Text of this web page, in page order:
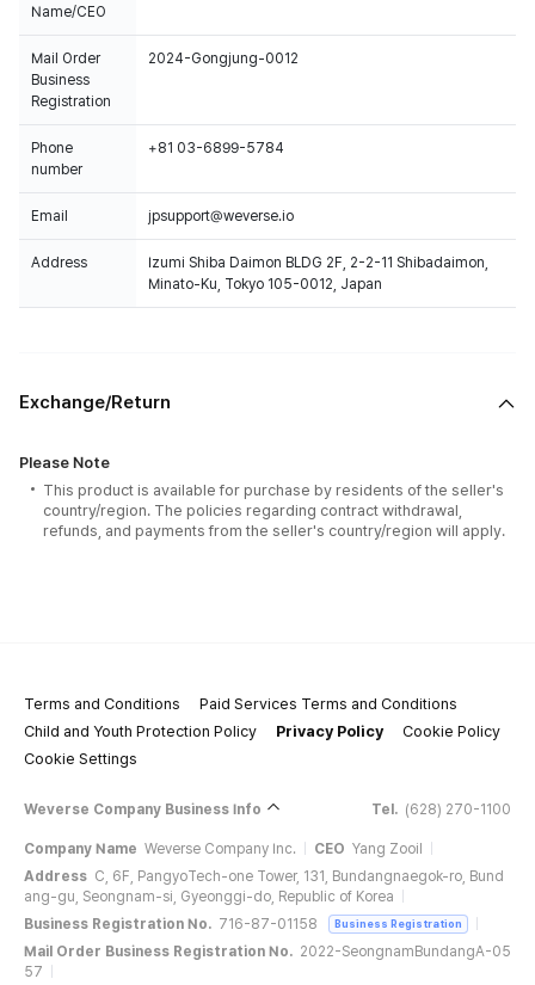
Name/CEO
Mail Order
Business
Registration
2024-Gongjung-0012
Phone
number
+81 03-6899-5784
Email jpsupport@weverse.io
Address
Izumi Shiba Daimon BLDG 2F, 2-2-11 Shibadaimon,
Minato-Ku, Tokyo 105-0012, Japan
Exchange/Return
Please Note
This product is available for purchase by residents of the seller's
country/region. The policies regarding contract withdrawal,
refunds, and payments from the seller's country/region will apply.
Terms and Conditions
Paid Services Terms and Conditions
Child and Youth Protection Policy
Privacy Policy
Cookie Policy
Cookie Settings
Weverse Company Business Info Tel. (628) 270-1100
Company Name Weverse Company Inc. CEO Yang Zooil
Address C, 6F, PangyoTech-one Tower, 131, Bundangnaegok-ro, Bund
ang-gu, Seongnam-si, Gyeonggi-do, Republic of Korea
Business Registration No. 716-87-01158 Business Registration
Mail Order Business Registration No. 2022-SeongnamBundangA-05
57